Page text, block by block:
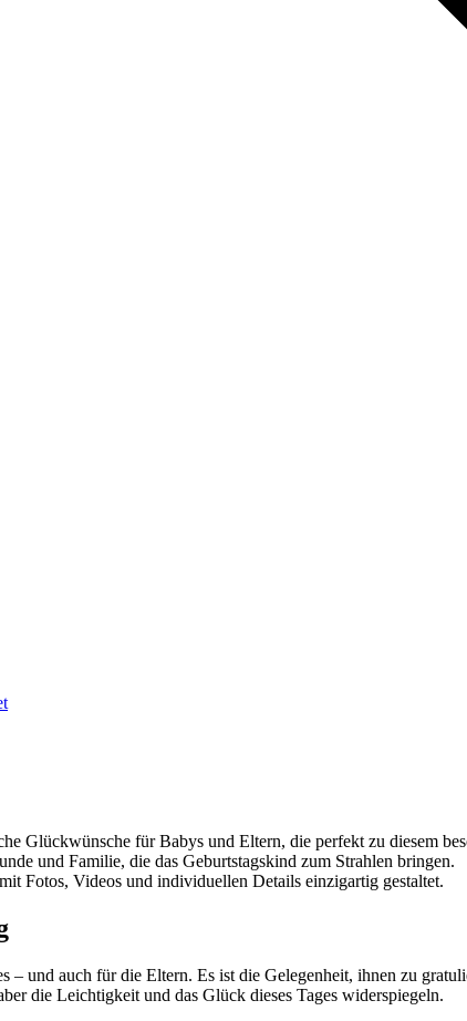
Glückwünsche für Babys und Eltern, die perfekt zu diesem
und Familie, die das Geburtstagskind zum Strahlen bringen.
Fotos, Videos und individuellen Details einzigartig gestaltet.
– und auch für die Eltern. Es ist die Gelegenheit, ihnen zu
die Leichtigkeit und das Glück dieses Tages widerspiegeln.